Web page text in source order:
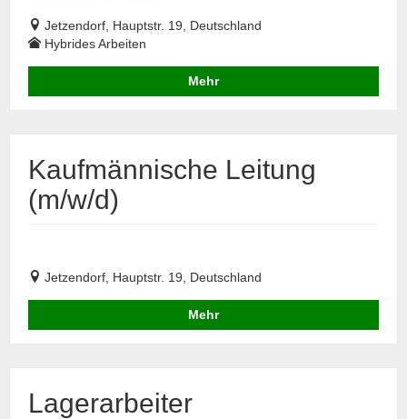
Jetzendorf, Hauptstr. 19, Deutschland
Hybrides Arbeiten
Mehr
Kaufmännische Leitung
(m/w/d)
Jetzendorf, Hauptstr. 19, Deutschland
Mehr
Lagerarbeiter